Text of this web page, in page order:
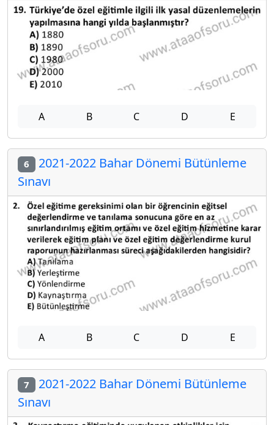
A B C D E
6 2021-2022 Bahar Dönemi Bütünleme
Sınavı
A B C D E
7 2021-2022 Bahar Dönemi Bütünleme
Sınavı